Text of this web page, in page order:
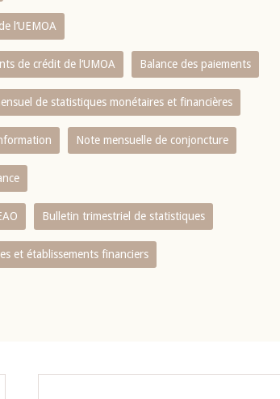
l‘UEMOA
de crédit de l‘UMOA Balance des paiements
de statistiques monétaires et financières
Note mensuelle de conjoncture
Bulletin trimestriel de statistiques
et établissements financiers